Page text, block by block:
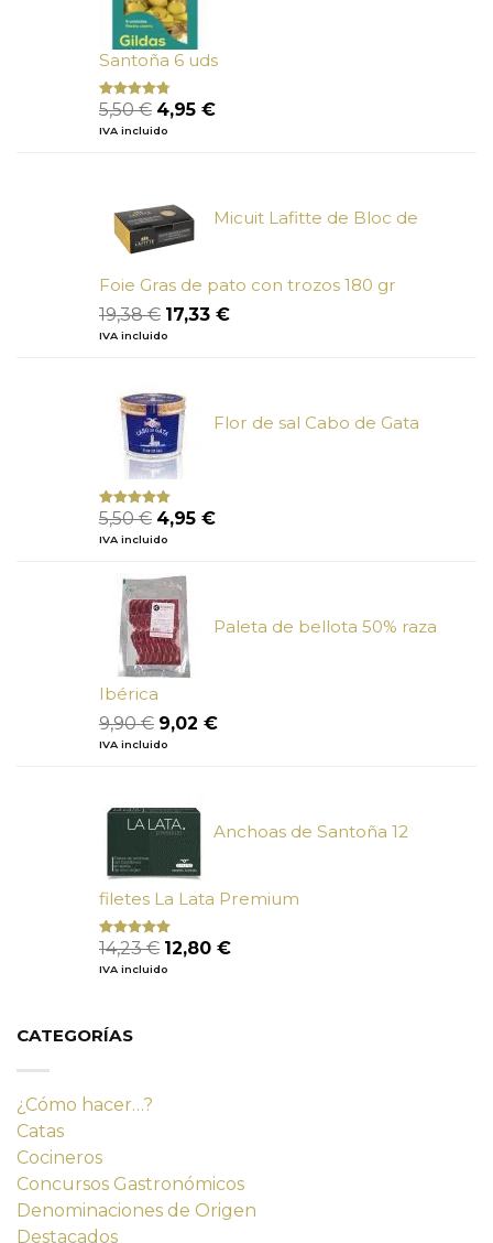
Santoña 6 uds
Valorado
con
de 5
5,50€ El
precio
4,95 €El
IVA incluido
Micuit Lafitte de Bloc de
Foie Gras de pato con trozos 180 gr
19,38€ El
precio
19,38 €.
17,33 €El
IVA incluido
Flor de sal Cabo de Gata
Valorado
con
de
5
5,50€ El
precio
era:
5,50 €.
4,95 €El
IVA incluido
Paleta de bellota 50% raza
Ibérica
9,90€ El
precio
9,90 €.
9,02 €El
IVA incluido
Anchoas de Santoña 12
filetes La Lata Premium
Valorado
con
de 5
14,23€ El
precio
12,80 €El
IVA incluido
CATEGORÍAS
¿Cómo hacer…?
Catas
Cocineros
Concursos Gastronómicos
Denominaciones de Origen
Destacados